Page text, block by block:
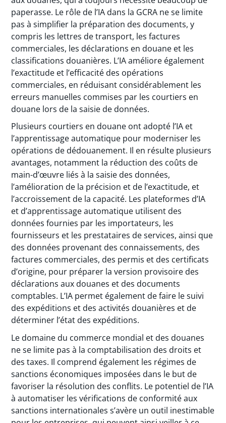
paperasse. Le rôle de l’IA dans la GCRA ne se limite
pas à simplifier la préparation des documents, y
compris les lettres de transport, les factures
commerciales, les déclarations en douane et les
classifications douanières. L’IA améliore également
l’exactitude et l’efficacité des opérations
commerciales, en réduisant considérablement les
erreurs manuelles commises par les courtiers en
douane lors de la saisie de données.
Plusieurs courtiers en douane ont adopté l’IA et
l’apprentissage automatique pour moderniser les
opérations de dédouanement. Il en résulte plusieurs
avantages, notamment la réduction des coûts de
main-d’œuvre liés à la saisie des données,
l’amélioration de la précision et de l’exactitude, et
l’accroissement de la capacité. Les plateformes d’IA
et d’apprentissage automatique utilisent des
données fournies par les importateurs, les
fournisseurs et les prestataires de services, ainsi que
des données provenant des connaissements, des
factures commerciales, des permis et des certificats
d’origine, pour préparer la version provisoire des
déclarations aux douanes et des documents
comptables. L’IA permet également de faire le suivi
des expéditions et des activités douanières et de
déterminer l’état des expéditions.
Le domaine du commerce mondial et des douanes
ne se limite pas à la comptabilisation des droits et
des taxes. Il comprend également les régimes de
sanctions économiques imposées dans le but de
favoriser la résolution des conflits. Le potentiel de l’IA
à automatiser les vérifications de conformité aux
sanctions internationales s’avère un outil inestimable